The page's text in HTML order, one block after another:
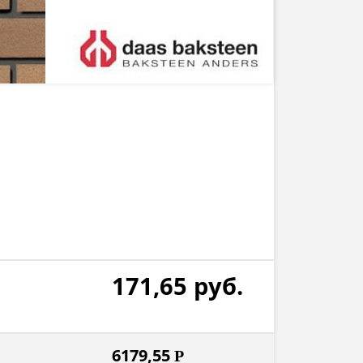
171,65 руб.
6179,55 Р